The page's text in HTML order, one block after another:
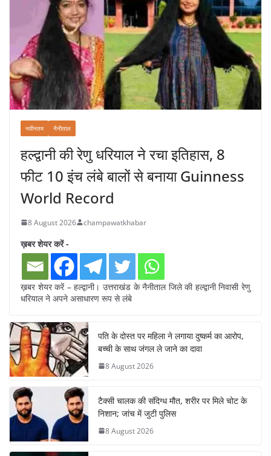
नवीनतम नैनीताल
हल्द्वानी की रेणु धरियाल ने रचा इतिहास, 8
फीट 10 इंच लंबे बालों से बनाया Guinness
World Record
8 August 2026 champawatkhabar
ख़बर शेयर करें -
ख़बर शेयर करें – हल्द्वानी। उत्तराखंड के नैनीताल जिले की हल्द्वानी निवासी रेणु
धरियाल ने अपने असाधारण रूप से लंबे
पति के दोस्त पर महिला ने लगाया दुष्कर्म का आरोप,
बच्ची के साथ जंगल ले जाने का दावा
8 August 2026
टैक्सी चालक की संदिग्ध मौत, शरीर पर मिले चोट के
निशान; जांच में जुटी पुलिस
8 August 2026